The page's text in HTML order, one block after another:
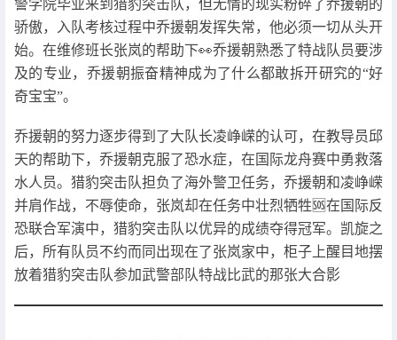
警学院毕业来到猎豹突击队，但无情的现实粉碎了乔援朝的
骄傲，入队考核过程中乔援朝发挥失常，他必须一切从头开
始。在维修班长张岚的帮助下👀乔援朝熟悉了特战队员要涉
及的专业，乔援朝振奋精神成为了什么都敢拆开研究的“好
奇宝宝”。
乔援朝的努力逐步得到了大队长凌峥嵘的认可，在教导员邱
天的帮助下，乔援朝克服了恐水症，在国际龙舟赛中勇救落
水人员。猎豹突击队担负了海外警卫任务，乔援朝和凌峥嵘
并肩作战，不辱使命，张岚却在任务中壮烈牺牲🆘在国际反
恐联合军演中，猎豹突击队以优异的成绩夺得冠军。凯旋之
后，所有队员不约而同出现在了张岚家中，柜子上醒目地摆
放着猎豹突击队参加武警部队特战比武的那张大合影